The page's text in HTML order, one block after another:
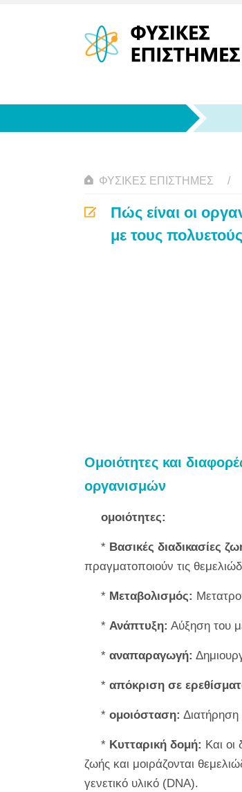
ΦΥΣΙΚΈΣ ΕΠΙΣΤΉΜΕΣ
Πώς είναι οι
με τους
Ομοιότητες και
οργανισμών
ομοιότητες:
* Βασικές διαδικασίες
πραγματοποιούν τις
* Μεταβολισμός:
* Ανάπτυξη: Αύξηση του
* αναπαραγωγή:
* απόκριση σε
* ομοιόσταση: Διατήρηση
* Κυτταρική δομή: Και
ζωής και μοιράζονται
γενετικό υλικό (DNA).